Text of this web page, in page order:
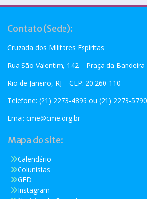
Contato (Sede):
Cruzada dos Militares Espíritas
Rua São Valentim, 142 – Praça da Bandeira
Rio de Janeiro, RJ – CEP: 20.260-110
Telefone: (21) 2273-4896 ou (21) 2273-5790
Emai: cme@cme.org.br
Mapa do site:
Calendário
Colunistas
GED
Instagram